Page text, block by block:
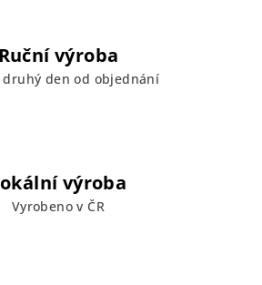
Ruční výroba
druhý den od objednání
výroba
Vyrobeno v ČR